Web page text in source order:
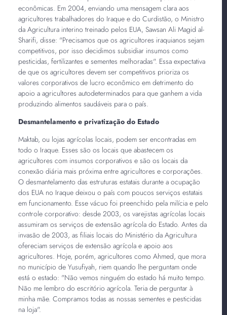
econômicas. Em 2004, enviando uma mensagem clara aos
agricultores trabalhadores do Iraque e do Curdistão, o Ministro
da Agricultura interino treinado pelos EUA, Sawsan Ali Magid al-
Sharifi, disse: "Precisamos que os agricultores iraquianos sejam
competitivos, por isso decidimos subsidiar insumos como
pesticidas, fertilizantes e sementes melhoradas". Essa expectativa
de que os agricultores devem ser competitivos prioriza os
valores corporativos de lucro econômico em detrimento do
apoio a agricultores autodeterminados para que ganhem a vida
produzindo alimentos saudáveis para o país.
Desmantelamento e privatização do Estado
Maktab, ou lojas agrícolas locais, podem ser encontradas em
todo o Iraque. Esses são os locais que abastecem os
agricultores com insumos corporativos e são os locais da
conexão diária mais próxima entre agricultores e corporações.
O desmantelamento das estruturas estatais durante a ocupação
dos EUA no Iraque deixou o país com poucos serviços estatais
em funcionamento. Esse vácuo foi preenchido pela milícia e pelo
controle corporativo: desde 2003, os varejistas agrícolas locais
assumiram os serviços de extensão agrícola do Estado. Antes da
invasão de 2003, as filiais locais do Ministério da Agricultura
ofereciam serviços de extensão agrícola e apoio aos
agricultores. Hoje, porém, agricultores como Ahmed, que mora
no município de Yusufiyah, riem quando lhe perguntam onde
está o estado: "Não vemos ninguém do estado há muito tempo.
Não me lembro do escritório agrícola. Teria de perguntar à
minha mãe. Compramos todas as nossas sementes e pesticidas
na loja".